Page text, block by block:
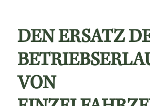
DEN ERSATZ
VON